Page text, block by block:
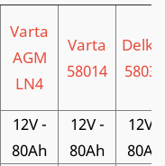
Varta
AGM
LN4
Varta
58014
58039
12V -
80Ah
12V -
80Ah
12V -
80Ah